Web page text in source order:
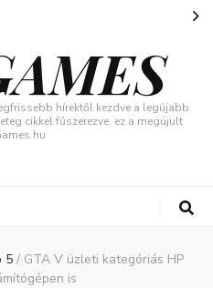
hírektől kezdve a legújabb
cikkel fűszerezve, ez a megújult
5 / GTA V üzleti kategóriás HP
is